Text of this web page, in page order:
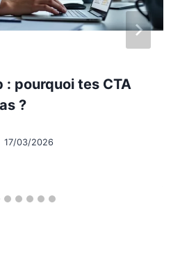
: pourquoi tes CTA
?
17/03/2026